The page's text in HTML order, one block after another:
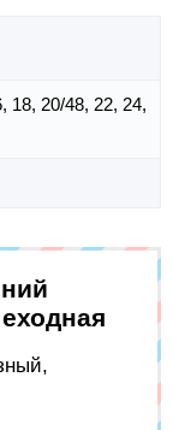
18, 20/48, 22, 24,